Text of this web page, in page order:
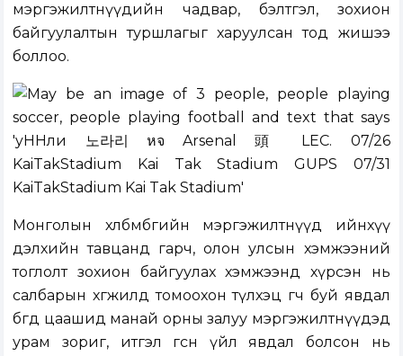
мэргэжилтнүүдийн чадвар, бэлтгэл, зохион
байгуулалтын туршлагыг харуулсан тод жишээ
боллоо.
Монголын хөлбөмбөгийн мэргэжилтнүүд ийнхүү
дэлхийн тавцанд гарч, олон улсын хэмжээний
тоглолт зохион байгуулах хэмжээнд хүрсэн нь
салбарын хөгжилд томоохон түлхэц өгч буй явдал
бөгөөд цаашид манай орны залуу мэргэжилтнүүдэд
урам зориг, итгэл өгсөн үйл явдал болсон нь